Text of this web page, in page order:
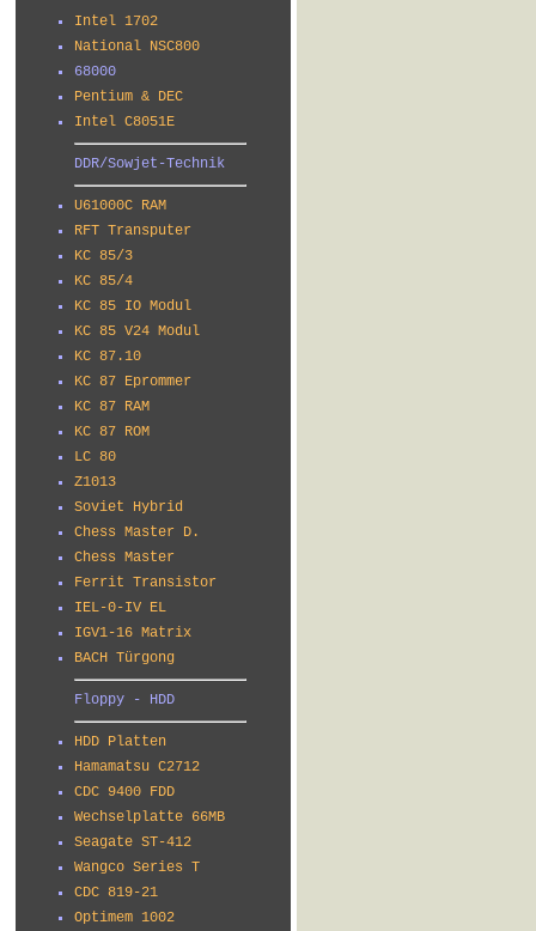
Intel 1702
National NSC800
68000
Pentium & DEC
Intel C8051E
DDR/Sowjet-Technik
U61000C RAM
RFT Transputer
KC 85/3
KC 85/4
KC 85 IO Modul
KC 85 V24 Modul
KC 87.10
KC 87 Eprommer
KC 87 RAM
KC 87 ROM
LC 80
Z1013
Soviet Hybrid
Chess Master D.
Chess Master
Ferrit Transistor
IEL-0-IV EL
IGV1-16 Matrix
BACH Türgong
Floppy - HDD
HDD Platten
Hamamatsu C2712
CDC 9400 FDD
Wechselplatte 66MB
Seagate ST-412
Wangco Series T
CDC 819-21
Optimem 1002